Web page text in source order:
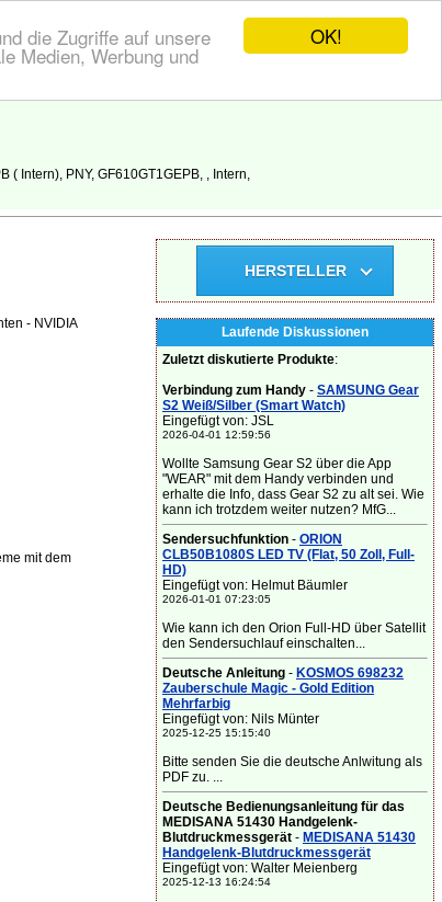
OK!
die Zugriffe auf unsere
Medien, Werbung und
Intern), PNY, GF610GT1GEPB, , Intern,
- NVIDIA
mit dem
HERSTELLER
Laufende Diskussionen
Zuletzt diskutierte Produkte:
Verbindung zum Handy - SAMSUNG Gear
S2 Weiß/Silber (Smart Watch)
Eingefügt von: JSL
2026-04-01 12:59:56
Wollte Samsung Gear S2 über die App
"WEAR" mit dem Handy verbinden und
erhalte die Info, dass Gear S2 zu alt sei. Wie
kann ich trotzdem weiter nutzen? MfG...
Sendersuchfunktion - ORION
CLB50B1080S LED TV (Flat, 50 Zoll, Full-
HD)
Eingefügt von: Helmut Bäumler
2026-01-01 07:23:05
Wie kann ich den Orion Full-HD über Satellit
den Sendersuchlauf einschalten...
Deutsche Anleitung - KOSMOS 698232
Zauberschule Magic - Gold Edition
Mehrfarbig
Eingefügt von: Nils Münter
2025-12-25 15:15:40
Bitte senden Sie die deutsche Anlwitung als
PDF zu. ...
Deutsche Bedienungsanleitung für das
MEDISANA 51430 Handgelenk-
Blutdruckmessgerät - MEDISANA 51430
Handgelenk-Blutdruckmessgerät
Eingefügt von: Walter Meienberg
2025-12-13 16:24:54